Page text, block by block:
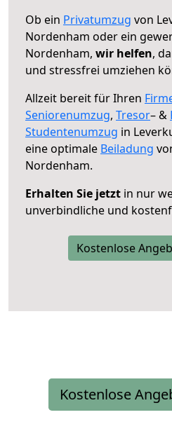
Ob ein Privatumzug von
Nordenham oder ein
Nordenham, wir helfen,
und stressfrei umziehen
Allzeit bereit für Ihren
Seniorenumzug, Tresor– &
Studentenumzug in
eine optimale Beiladung
Nordenham.
Erhalten Sie jetzt in nur
unverbindliche und
Kostenlose
Kostenlose